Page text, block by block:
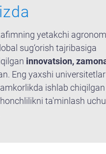
yetakchi
sug‘orish tajribasiga
innovatsion,
Eng yaxshi
ishlab chiqilgan
ta'minlash